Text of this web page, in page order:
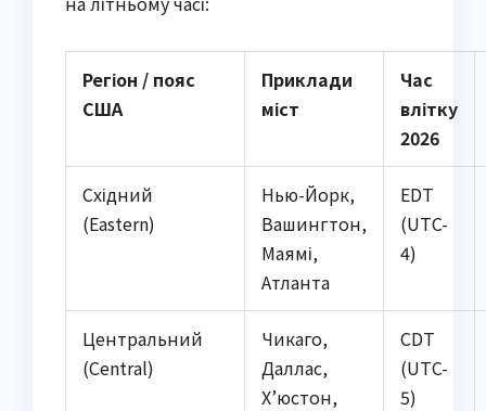
Регіон / пояс
США
Приклади
міст
Час
влітку
2026
Східний
(Eastern)
Нью-Йорк,
Вашингтон,
Маямі,
Атланта
EDT
(UTC-
4)
Центральний
(Central)
Чикаго,
Даллас,
Х’юстон,
CDT
(UTC-
5)